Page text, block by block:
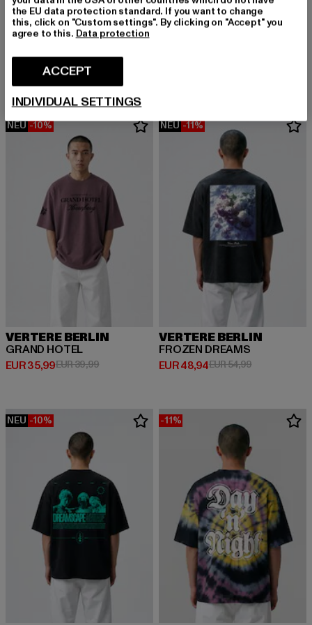
VERTERE BERLIN
SPECTRA
EUR 44,99
Derzeitiger Preis: EUR 44,99
EUR 49,99
NEU -10%
VERTERE BERLIN
GRAND HOTEL
EUR 35,99
Derzeitiger Preis: EUR 35,99
EUR 39,99Aktionspreis: EUR 39,99
NEU -11%
VERTERE BERLIN
FROZEN DREAMS
EUR 48,94
Derzeitiger Preis: EUR 48,94
EUR 54,99Aktionspreis:
NEU -10% -11%
the EU data protection standard. If you want to change
this, click on "Custom settings". By clicking on "Accept" you
agree to this. Data protection
ACCEPT
INDIVIDUAL SETTINGS